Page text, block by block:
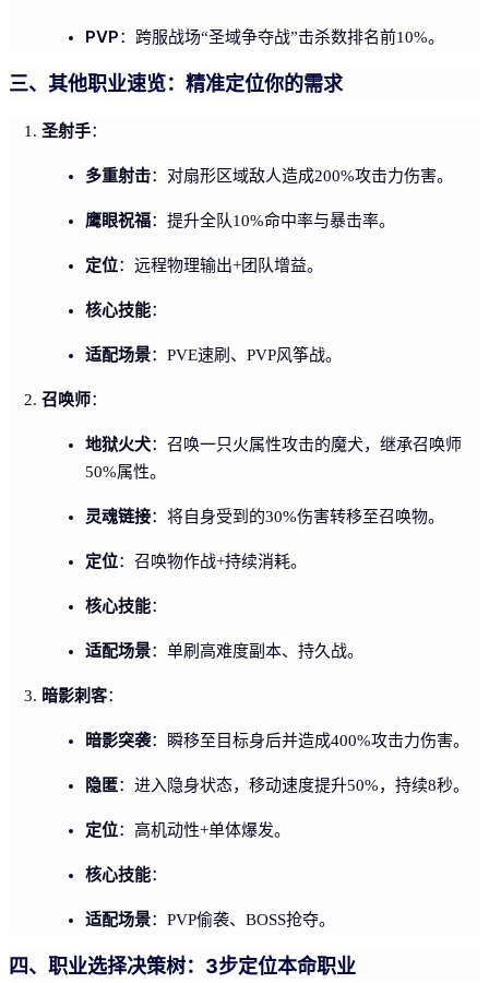
PVP：跨服战场“圣域争夺战”击杀数排名前10%。
三、其他职业速览：精准定位你的需求
圣射手：
多重射击：对扇形区域敌人造成200%攻击力伤害。
鹰眼祝福：提升全队10%命中率与暴击率。
定位：远程物理输出+团队增益。
核心技能：
适配场景：PVE速刷、PVP风筝战。
召唤师：
地狱火犬：召唤一只火属性攻击的魔犬，继承召唤师
50%属性。
灵魂链接：将自身受到的30%伤害转移至召唤物。
定位：召唤物作战+持续消耗。
核心技能：
适配场景：单刷高难度副本、持久战。
暗影刺客：
暗影突袭：瞬移至目标身后并造成400%攻击力伤害。
隐匿：进入隐身状态，移动速度提升50%，持续8秒。
定位：高机动性+单体爆发。
核心技能：
适配场景：PVP偷袭、BOSS抢夺。
四、职业选择决策树：3步定位本命职业